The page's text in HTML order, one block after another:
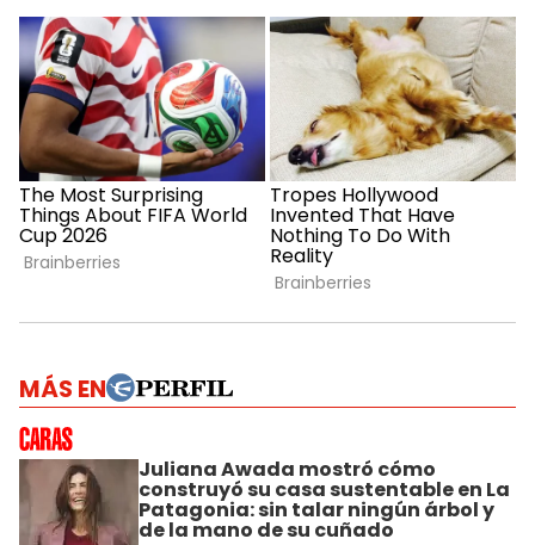
MÁS EN
Juliana Awada mostró cómo
construyó su casa sustentable en La
Patagonia: sin talar ningún árbol y
de la mano de su cuñado